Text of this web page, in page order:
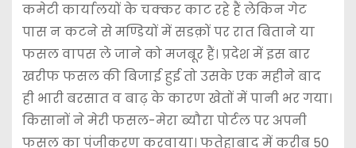
कमेटी कार्यालयों के चक्कर काट रहे हैं लेकिन गेट
पास न कटने से मण्डियों में सडक़ों पर रात बिताने या
फसल वापस ले जाने को मजबूर हैं। प्रदेश में इस बार
खरीफ फसल की बिजाई हुई तो उसके एक महीने बाद
ही भारी बरसात व बाढ़ के कारण खेतों में पानी भर गया।
किसानों ने मेरी फसल-मेरा ब्यौरा पोर्टल पर अपनी
फसल का पंजीकरण करवाया। फतेहाबाद में करीब 50